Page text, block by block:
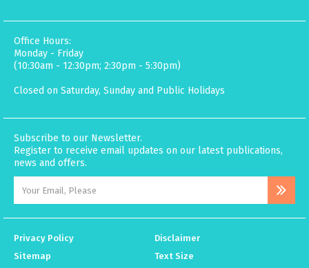
Office Hours:
Monday - Friday
(10:30am - 12:30pm; 2:30pm - 5:30pm)
Closed on Saturday, Sunday and Public Holidays
Subscribe to our Newsletter.
Register to receive email updates on our latest publications,
news and offers.
Privacy Policy
Disclaimer
Sitemap
Text Size